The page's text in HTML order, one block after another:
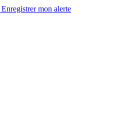
Enregistrermon alerte